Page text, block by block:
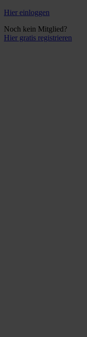
Hier einloggen
Noch kein Mitglied?
Hier gratis registrieren